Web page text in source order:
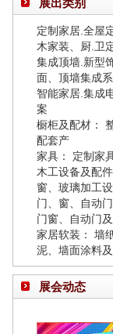
展出类别
定制家居.全屋
木家装、厨.卫
集成顶墙.新型
面、顶墙集成
智能家居.集成
案
橱柜及配材：
配套产
家具： 定制家
木工设备及配
窗、玻璃加工
门、窗、自动
门窗、自动门
家居软装： 墙
泥、墙面涂料
展会动态